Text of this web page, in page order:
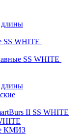
длины
SS WHITE
SS WHITE
длины
II SS WHITE
КМИЗ